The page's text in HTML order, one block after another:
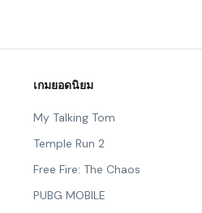
เกมยอดนิยม
My Talking Tom
Temple Run 2
Free Fire: The Chaos
PUBG MOBILE